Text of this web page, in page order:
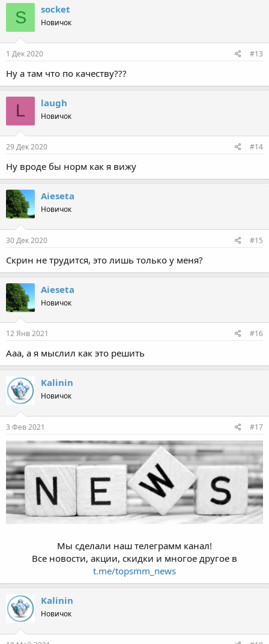
S socket
Новичок
1 Дек 2020 #13
Ну а там что по качеству???
L laugh
Новичок
29 Дек 2020 #14
Ну вроде бы норм как я вижу
Aieseta
Новичок
30 Дек 2020 #15
Скрин не трудится, это лишь только у меня?
Aieseta
Новичок
12 Янв 2021 #16
Ааа, а я мыслил как это решить
Kalinin
Новичок
3 Фев 2021 #17
Мы сделали наш телеграмм канал!
Все новости, акции, скидки и многое другое в
t.me/topsmm_news
Kalinin
Новичок